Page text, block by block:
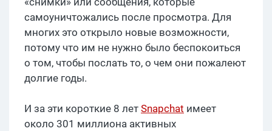
самоуничтожались после просмотра. Для
многих это открыло новые возможности,
потому что им не нужно было беспокоиться
о том, чтобы послать то, о чем они пожалеют
долгие годы.
И за эти короткие 8 лет Snapchat имеет
около 301 миллиона активных